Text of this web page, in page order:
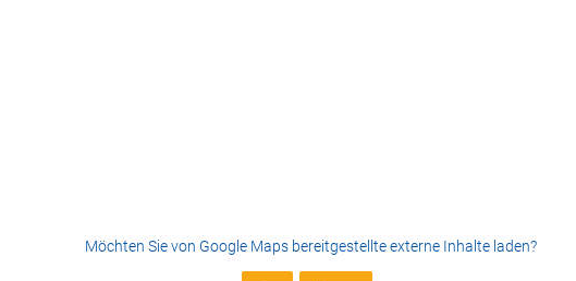
Möchten Sie von Google Mapsbereitgestellte externe Inhalte laden?